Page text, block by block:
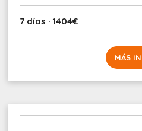
7 días · 1404€
MÁS